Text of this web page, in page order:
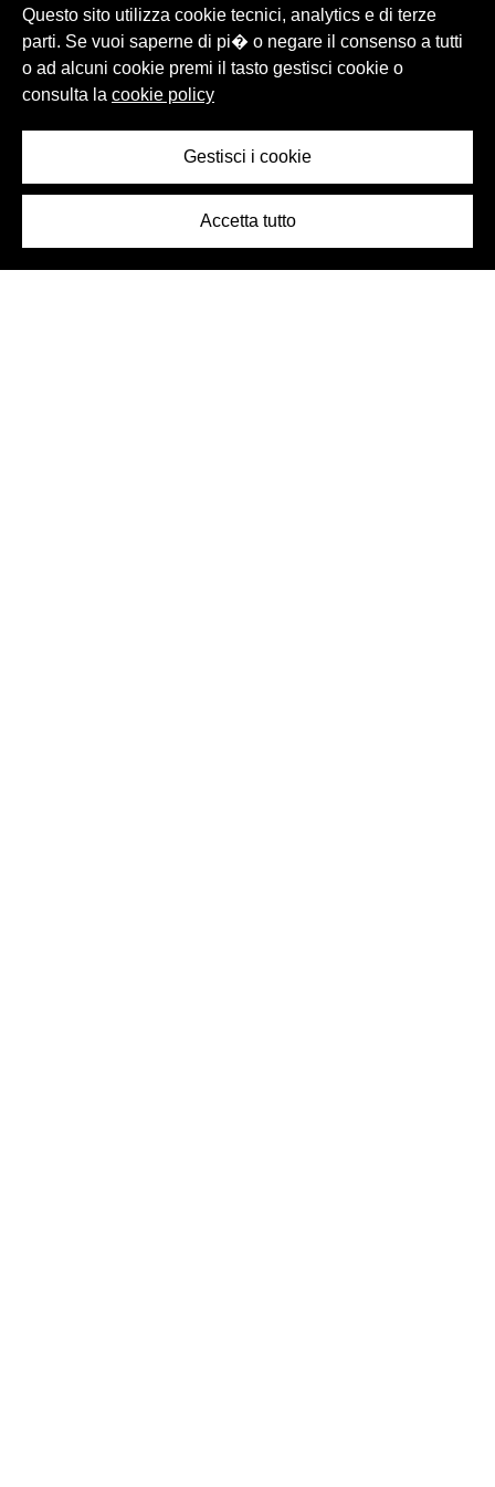
Questo sito utilizza cookie tecnici, analytics e di terze
parti. Se vuoi saperne di pi� o negare il consenso a tutti
o ad alcuni cookie premi il tasto gestisci cookie o
consulta la cookie policy
Gestisci i cookie
Accetta tutto